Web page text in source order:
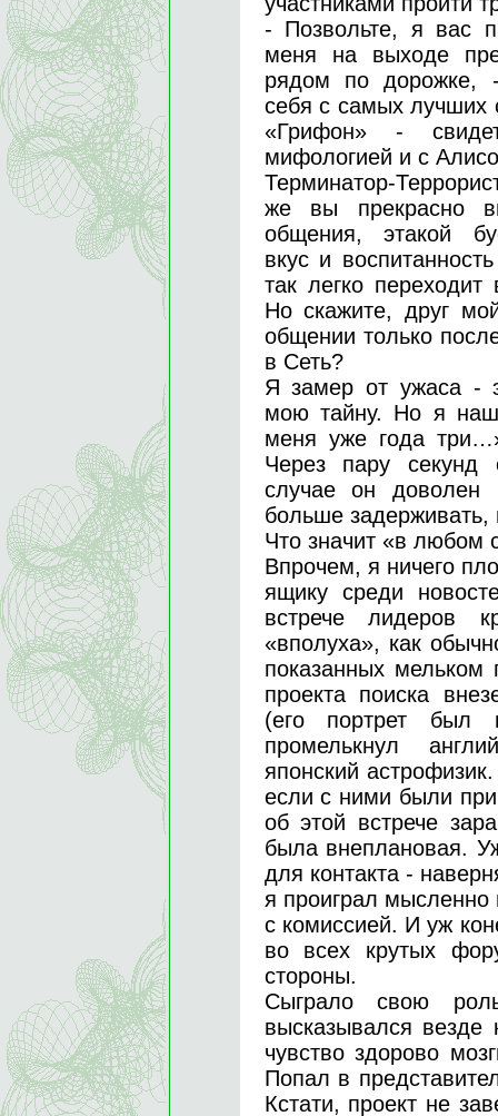
- Позвольте, я вас
меня на выходе
рядом по дорожке,
себя с самых лучших
«Грифон» -
мифологией и с
Терминатор-
же вы прекрасно
общения, этакой
вкус и
так легко переходит
Но скажите, друг
общении только
в Сеть?
Я замер от ужаса -
мою тайну. Но я
меня уже года
Через пару
случае он
больше
Что значит «в любом
Впрочем, я ничего
ящику среди
встрече лидеров
«вполуха», как
показанных мельком
проекта поиска
(его портрет был
промелькнул
японский
если с ними были
об этой встрече
была внеплановая.
для контакта -
я проиграл мысленно
с комиссией. И уж
во всех крутых
стороны.
Сыграло свою
высказывался везде
чувство здорово
Попал в
Кстати, проект не